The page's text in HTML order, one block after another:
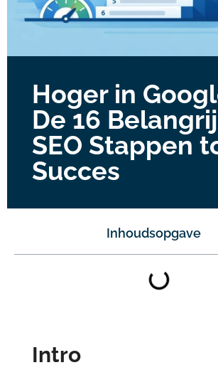
Hoger in
De 16
SEO Stappen
Succes
Inhoudsopgave
Intro